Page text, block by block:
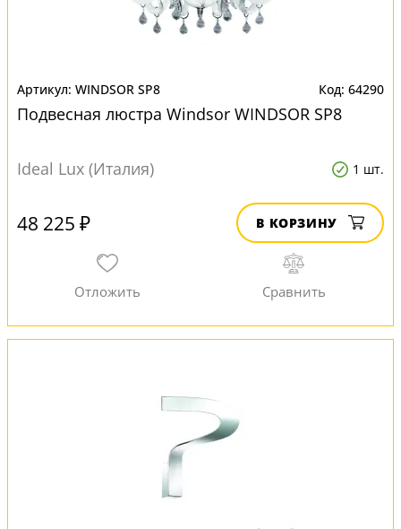
WINDSOR SP8 64290
Подвесная люстра Windsor WINDSOR SP8
Ideal Lux (Италия) 1 шт.
48 225 ₽ В КОРЗИНУ